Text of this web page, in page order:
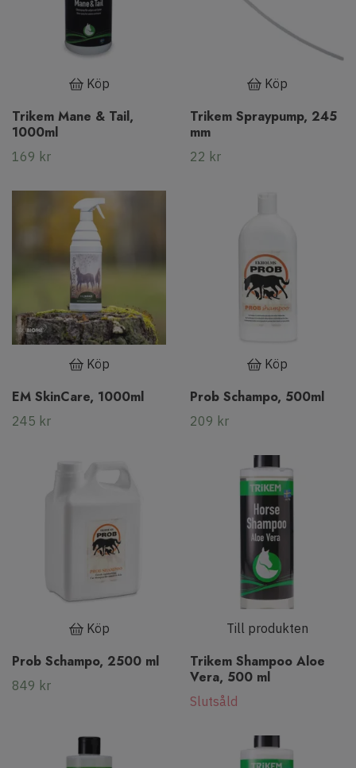
Köp
Trikem Mane & Tail,
1000ml
169 kr
Köp
Trikem Spraypump, 245
mm
22 kr
Köp
EM SkinCare, 1000ml
245 kr
Köp
Prob Schampo, 500ml
209 kr
Köp
Prob Schampo, 2500 ml
849 kr
Till produkten
Trikem Shampoo Aloe
Vera, 500 ml
Slutsåld